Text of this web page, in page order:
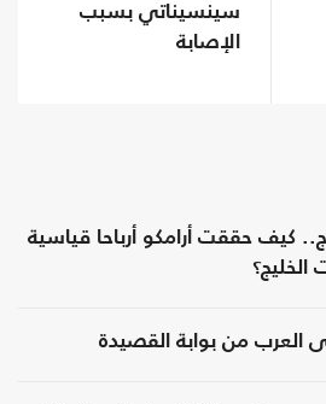
سينسيناتي بسبب
الإصابة
كيف حققت أرامكو أرباحا قياسية
العرب من بوابة القصيدة